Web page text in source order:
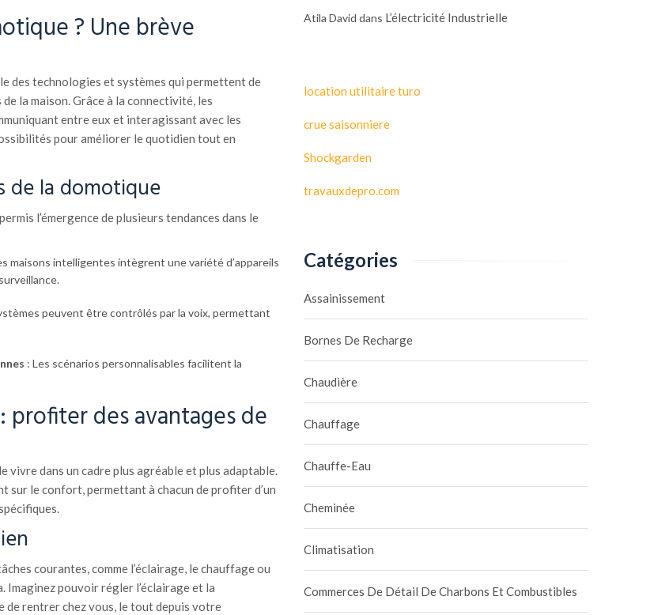
? Une brève
des technologies et systèmes qui permettent de
la maison. Grâce à la connectivité, les
entre eux et interagissant avec les
pour améliorer le quotidien tout en
de la domotique
l’émergence de plusieurs tendances dans le
maisons intelligentes intègrent une variété d’appareils
peuvent être contrôlés par la voix, permettant
: Les scénarios personnalisables facilitent la
des avantages de
vivre dans un cadre plus agréable et plus adaptable.
sur le confort, permettant à chacun de profiter d’un
courantes, comme l’éclairage, le chauffage ou
Imaginez pouvoir régler l’éclairage et la
de rentrer chez vous, le tout depuis votre
Atila David dans L’électricité Industrielle
location utilitaire turo
crue saisonniere
Shockgarden
travauxdepro.com
Catégories
Assainissement
Bornes De Recharge
Chaudière
Chauffage
Chauffe-Eau
Cheminée
Climatisation
Commerces De Détail De Charbons Et Combustibles